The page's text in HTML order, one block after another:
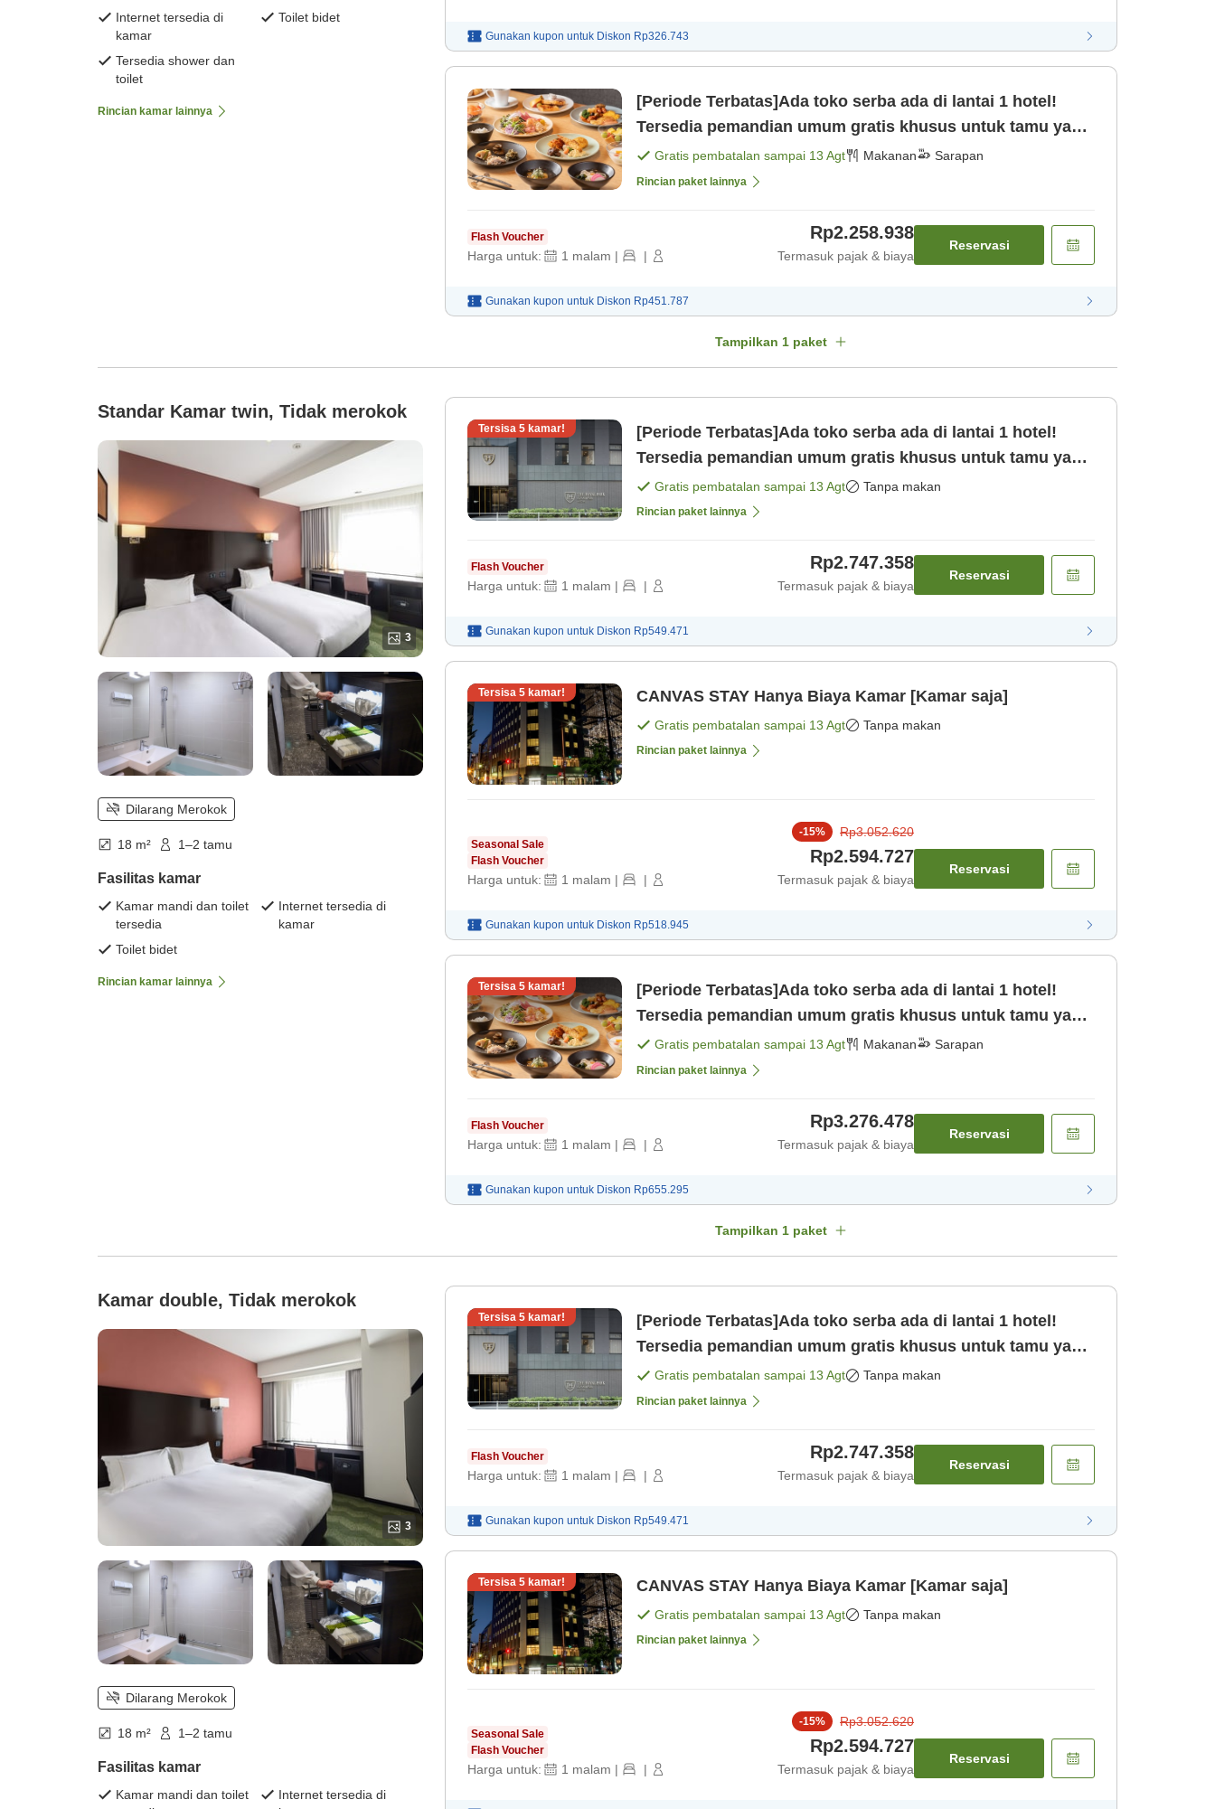
Internet tersedia di
kamar
Toilet bidet
Tersedia shower dan
toilet
Rincian kamar lainnya
Gunakan kupon untuk Diskon Rp326.743
[Periode Terbatas]Ada toko serba ada di lantai 1 hotel!
Tersedia pemandian umum gratis khusus untuk tamu yang
menginap! (Termasuk [Sarapan]
Gratis pembatalan sampai 13 Agt Makanan Sarapan
Rincian paket lainnya
Flash Voucher
Harga untuk: 1 malam | |
Rp2.258.938
Termasuk pajak & biaya
Reservasi
Gunakan kupon untuk Diskon Rp451.787
Tampilkan 1 paket
Standar Kamar twin, Tidak merokok
3
Dilarang Merokok
18 m² 1–2 tamu
Fasilitas kamar
Kamar mandi dan toilet
tersedia
Internet tersedia di
kamar
Toilet bidet
Rincian kamar lainnya
Tersisa 5 kamar!
[Periode Terbatas]Ada toko serba ada di lantai 1 hotel!
Tersedia pemandian umum gratis khusus untuk tamu yang
menginap! (Tanpa Mak [Kamar saja]
Gratis pembatalan sampai 13 Agt Tanpa makan
Rincian paket lainnya
Flash Voucher
Harga untuk: 1 malam | |
Rp2.747.358
Termasuk pajak & biaya
Reservasi
Gunakan kupon untuk Diskon Rp549.471
Tersisa 5 kamar! CANVAS STAY Hanya Biaya Kamar [Kamar saja]
Gratis pembatalan sampai 13 Agt Tanpa makan
Rincian paket lainnya
Seasonal Sale
Flash Voucher
Harga untuk: 1 malam | |
-15% Rp3.052.620
Rp2.594.727
Termasuk pajak & biaya
Reservasi
Gunakan kupon untuk Diskon Rp518.945
Tersisa 5 kamar!
[Periode Terbatas]Ada toko serba ada di lantai 1 hotel!
Tersedia pemandian umum gratis khusus untuk tamu yang
menginap! (Termasuk [Sarapan]
Gratis pembatalan sampai 13 Agt Makanan Sarapan
Rincian paket lainnya
Flash Voucher
Harga untuk: 1 malam | |
Rp3.276.478
Termasuk pajak & biaya
Reservasi
Gunakan kupon untuk Diskon Rp655.295
Tampilkan 1 paket
Kamar double, Tidak merokok
3
Dilarang Merokok
18 m² 1–2 tamu
Fasilitas kamar
Kamar mandi dan toilet
Internet tersedia di
Tersisa 5 kamar!
[Periode Terbatas]Ada toko serba ada di lantai 1 hotel!
Tersedia pemandian umum gratis khusus untuk tamu yang
menginap! (Tanpa Mak [Kamar saja]
Gratis pembatalan sampai 13 Agt Tanpa makan
Rincian paket lainnya
Flash Voucher
Harga untuk: 1 malam | |
Rp2.747.358
Termasuk pajak & biaya
Reservasi
Gunakan kupon untuk Diskon Rp549.471
Tersisa 5 kamar! CANVAS STAY Hanya Biaya Kamar [Kamar saja]
Gratis pembatalan sampai 13 Agt Tanpa makan
Rincian paket lainnya
Seasonal Sale
Flash Voucher
Harga untuk: 1 malam | |
-15% Rp3.052.620
Rp2.594.727
Termasuk pajak & biaya
Reservasi